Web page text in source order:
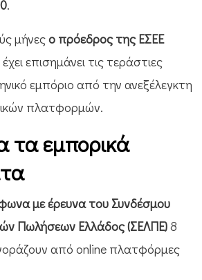
.
μήνεςο πρόεδρος της ΕΣΕΕ
έχει επισημάνει τις τεράστιες
εμπόριο από την ανεξέλεγκτη
πλατφορμών.
τα εμπορικά
με έρευνα του Συνδέσμου
Πωλήσεων Ελλάδος (ΣΕΛΠΕ)8
από online πλατφόρμες